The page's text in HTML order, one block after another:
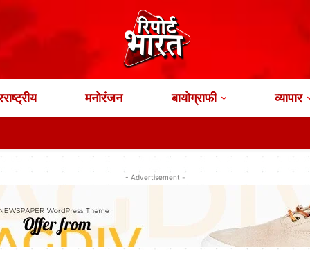
मनोरंजन बायोग्राफी व्यापार
- Advertisement -